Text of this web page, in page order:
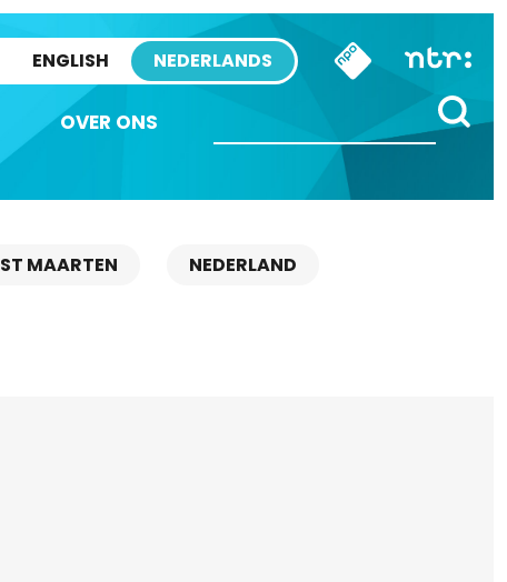
ENGLISH NEDERLANDS
OVER ONS
ST MAARTEN NEDERLAND